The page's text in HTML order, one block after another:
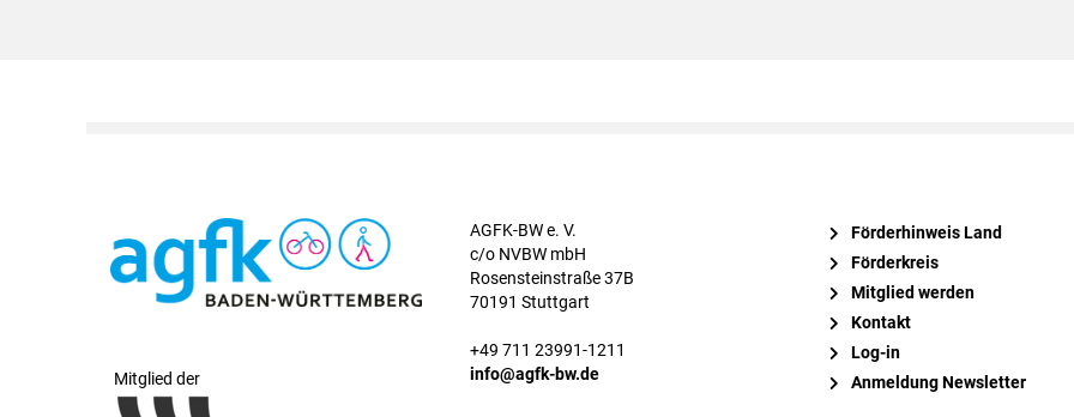
Mitglied der
AGFK-BW e. V.
c/o NVBW mbH
Rosensteinstraße 37B
70191 Stuttgart
+49 711 23991-1211
info@agfk-bw.de
Förderhinweis Land
Förderkreis
Mitglied werden
Kontakt
Log-in
Anmeldung Newsletter